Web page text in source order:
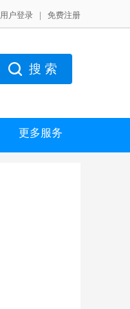
用户登录 免费注册
搜 索
更多服务